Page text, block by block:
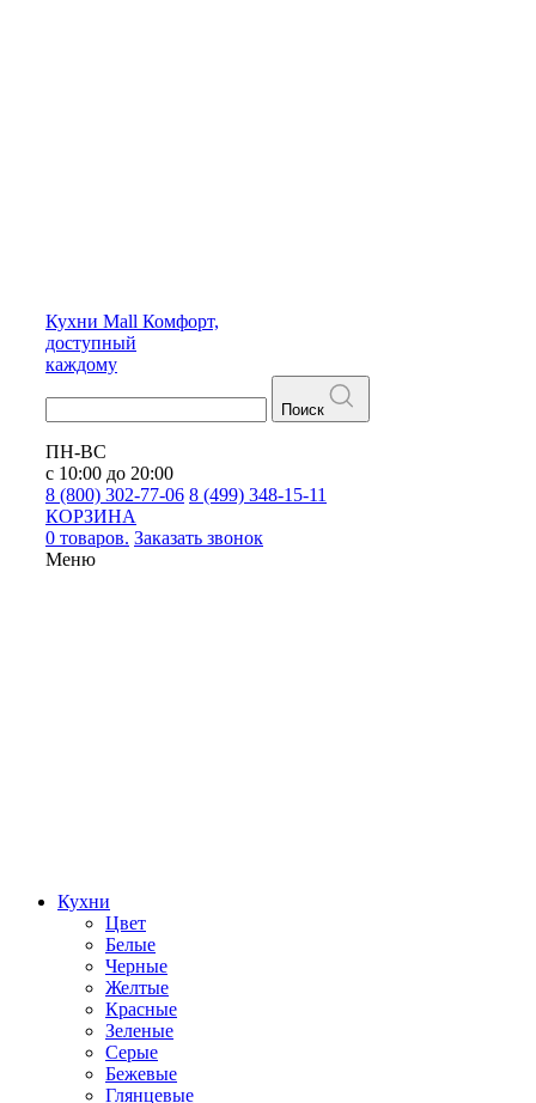
Кухни Mall Комфорт,
доступный
каждому
Поиск
ПН-ВС
с 10:00 до 20:00
8 (800) 302-77-06 8 (499) 348-15-11
КОРЗИНА
0 товаров. Заказать звонок
Меню
Кухни
Цвет
Белые
Черные
Желтые
Красные
Зеленые
Серые
Бежевые
Глянцевые